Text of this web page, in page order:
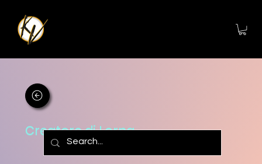
Creatore di Lorna